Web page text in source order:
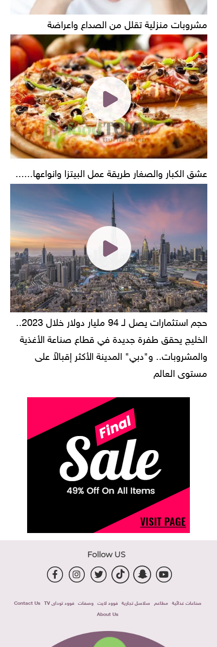
مشروبات منزلية تقلل من الصداع واعراضة
عشق الكبار والصغار طريقة عمل البيتزا وانواعها......
حجم استثمارات يصل لـ 94 مليار دولار خلال 2023..
الخليج يحقق طفرة جديدة في قطاع صناعة الأغذية
والمشروبات.. و"دبي" المدينة الأكثر إقبالاً على
مستوى العالم
Follow US
صناعات غذائية مطاعم سلاسل تجارية فوود لايت وصفات فوود توداى TV
Contact Us
About Us